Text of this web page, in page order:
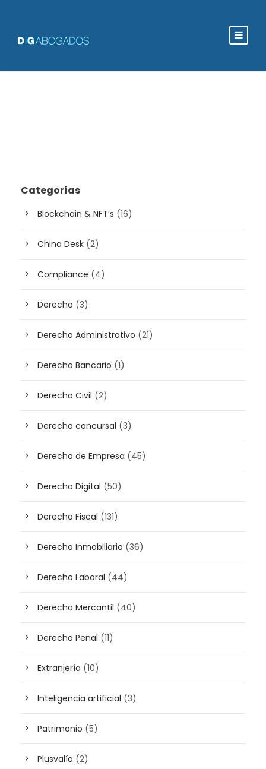
Categorías
Blockchain & NFT’s (16)
China Desk (2)
Compliance (4)
Derecho (3)
Derecho Administrativo (21)
Derecho Bancario (1)
Derecho Civil (2)
Derecho concursal (3)
Derecho de Empresa (45)
Derecho Digital (50)
Derecho Fiscal (131)
Derecho Inmobiliario (36)
Derecho Laboral (44)
Derecho Mercantil (40)
Derecho Penal (11)
Extranjería (10)
Inteligencia artificial (3)
Patrimonio (5)
Plusvalía (2)